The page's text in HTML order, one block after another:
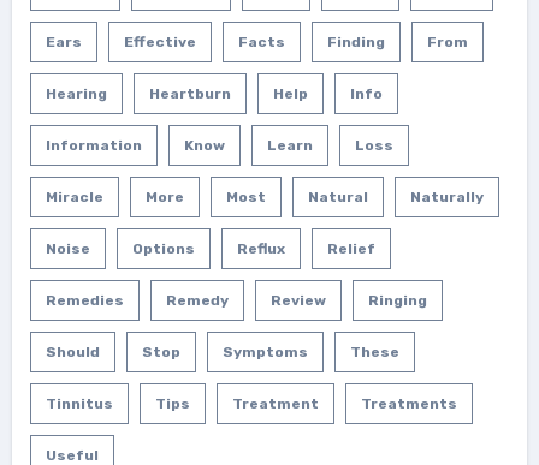
Ears Effective Facts Finding From
Hearing Heartburn Help Info
Information Know Learn Loss
Miracle More Most Natural Naturally
Noise Options Reflux Relief
Remedies Remedy Review Ringing
Should Stop Symptoms These
Tinnitus Tips Treatment Treatments
Useful